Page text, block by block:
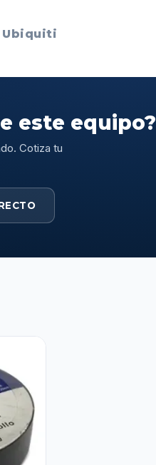
Ubiquiti
este equipo?
Cotiza tu